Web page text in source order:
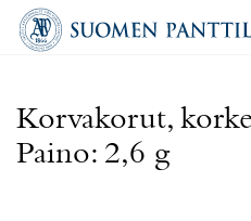
Korvakorut,
Paino: 2,6 g